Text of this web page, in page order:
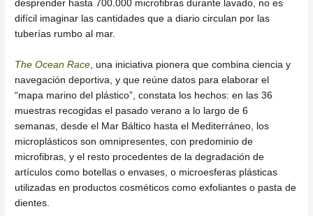
desprender hasta 700.000 microfibras durante lavado, no es
difícil imaginar las cantidades que a diario circulan por las
tuberías rumbo al mar.
The Ocean Race , una iniciativa pionera que combina ciencia y
navegación deportiva, y que reúne datos para elaborar el
“mapa marino del plástico”, constata los hechos: en las 36
muestras recogidas el pasado verano a lo largo de 6
semanas, desde el Mar Báltico hasta el Mediterráneo, los
microplásticos son omnipresentes, con predominio de
microfibras, y el resto procedentes de la degradación de
artículos como botellas o envases, o microesferas plásticas
utilizadas en productos cosméticos como exfoliantes o pasta de
dientes.